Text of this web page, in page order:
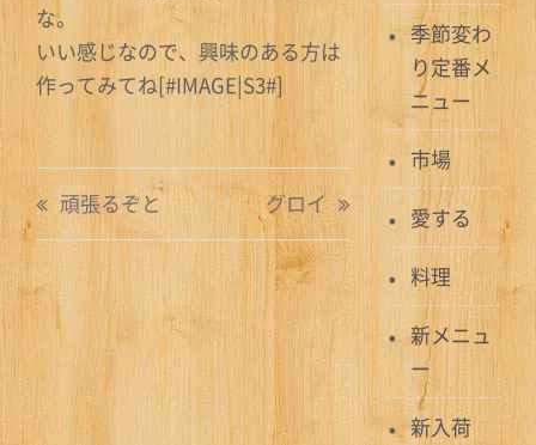
な。
いい感じなので、興味のある方は
作ってみてね[#IMAGE|S3#]
投
稿
ナ
ビ
頑張るぞと グロイ
季節変わ
り定番メ
ニュー
市場
愛する
料理
新メニュ
ー
新入荷